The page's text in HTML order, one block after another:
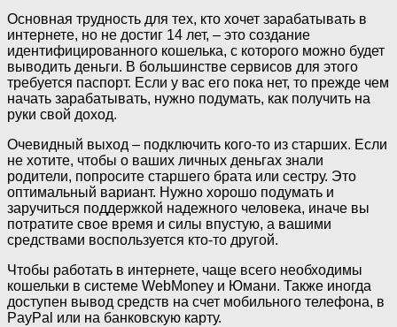
Основная трудность для тех, кто хочет зарабатывать в
интернете, но не достиг 14 лет, – это создание
идентифицированного кошелька, с которого можно будет
выводить деньги. В большинстве сервисов для этого
требуется паспорт. Если у вас его пока нет, то прежде чем
начать зарабатывать, нужно подумать, как получить на
руки свой доход.
Очевидный выход – подключить кого-то из старших. Если
не хотите, чтобы о ваших личных деньгах знали
родители, попросите старшего брата или сестру. Это
оптимальный вариант. Нужно хорошо подумать и
заручиться поддержкой надежного человека, иначе вы
потратите свое время и силы впустую, а вашими
средствами воспользуется кто-то другой.
Чтобы работать в интернете, чаще всего необходимы
кошельки в системе WebMoney и Юмани. Также иногда
доступен вывод средств на счет мобильного телефона, в
PayPal или на банковскую карту.